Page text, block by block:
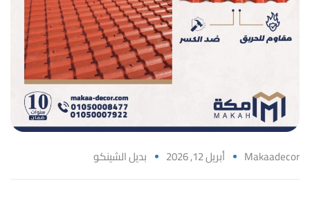
Makaadecor أبريل 12, 2026 بديل الشينكو